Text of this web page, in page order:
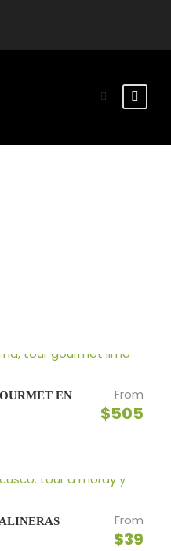
EN
From
$505
From
$39